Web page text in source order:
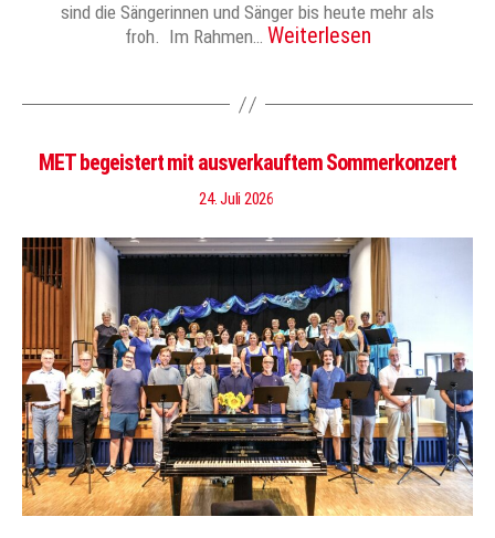
sind die Sängerinnen und Sänger bis heute mehr als
froh. Im Rahmen… Weiterlesen
MET begeistert mit ausverkauftem Sommerkonzert
24. Juli 2026